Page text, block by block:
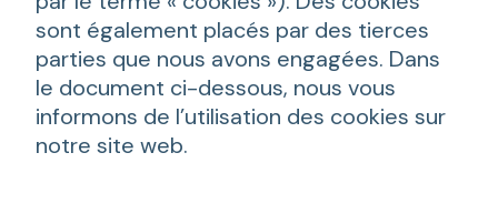
sont également placés par des tierces
parties que nous avons engagées. Dans
le document ci-dessous, nous vous
informons de l’utilisation des cookies sur
notre site web.